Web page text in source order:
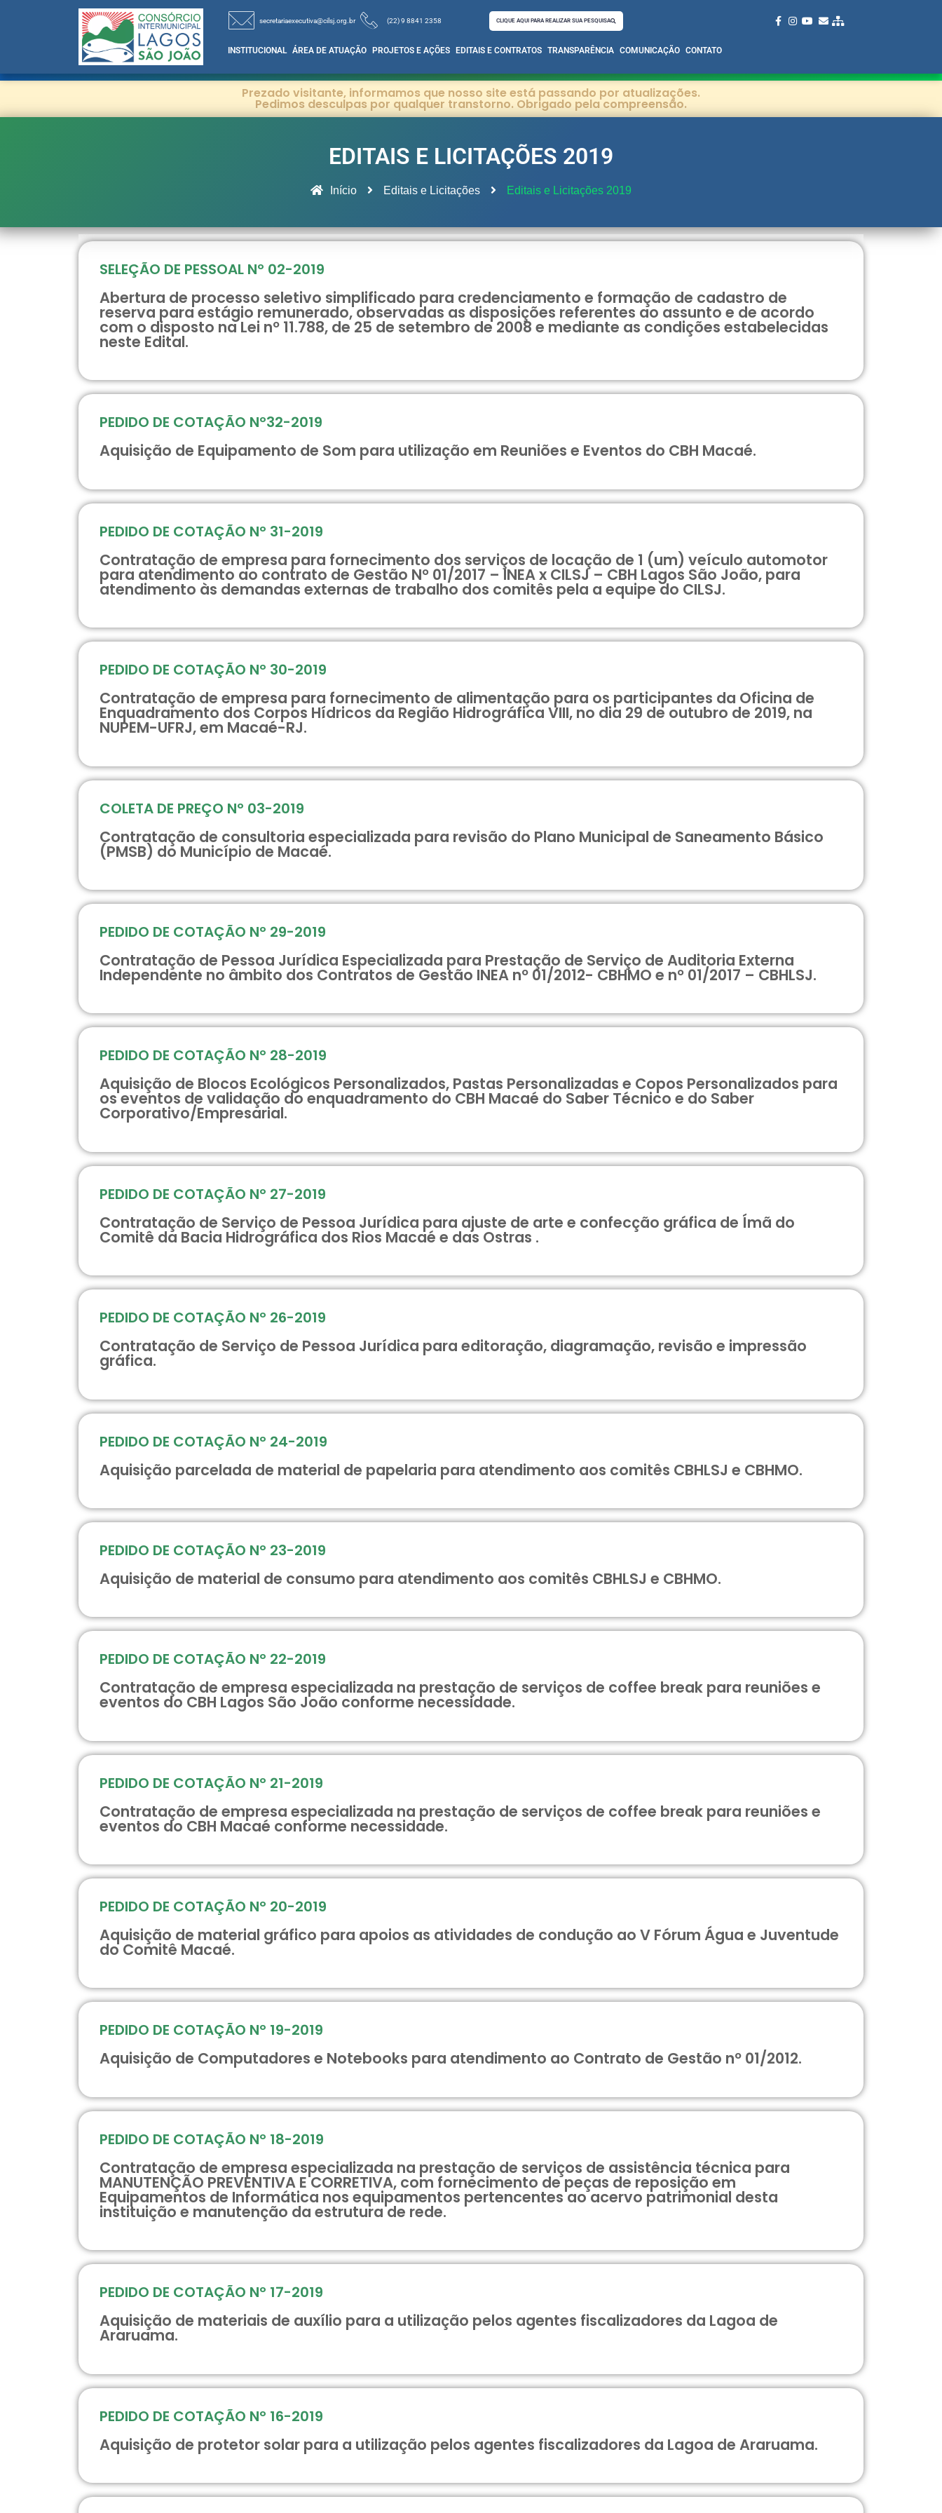
secretariaexecutiva@cilsj.org.br (22) 9 8841 2358 CLIQUE AQUI PARA REALIZAR SUA PESQUISA
INSTITUCIONAL ÁREA DE ATUAÇÃO PROJETOS E AÇÕES EDITAIS E CONTRATOS TRANSPARÊNCIA COMUNICAÇÃO CONTATO
Prezado visitante, informamos que nosso site está passando por atualizações.
Pedimos desculpas por qualquer transtorno. Obrigado pela compreensão.
EDITAIS E LICITAÇÕES 2019
Início Editais e Licitações Editais e Licitações 2019
SELEÇÃO DE PESSOAL Nº 02-2019
Abertura de processo seletivo simplificado para credenciamento e formação de cadastro de
reserva para estágio remunerado, observadas as disposições referentes ao assunto e de acordo
com o disposto na Lei nº 11.788, de 25 de setembro de 2008 e mediante as condições estabelecidas
neste Edital.
PEDIDO DE COTAÇÃO Nº32-2019
Aquisição de Equipamento de Som para utilização em Reuniões e Eventos do CBH Macaé.
PEDIDO DE COTAÇÃO Nº 31-2019
Contratação de empresa para fornecimento dos serviços de locação de 1 (um) veículo automotor
para atendimento ao contrato de Gestão N° 01/2017 – INEA x CILSJ – CBH Lagos São João, para
atendimento às demandas externas de trabalho dos comitês pela a equipe do CILSJ.
PEDIDO DE COTAÇÃO Nº 30-2019
Contratação de empresa para fornecimento de alimentação para os participantes da Oficina de
Enquadramento dos Corpos Hídricos da Região Hidrográfica VIII, no dia 29 de outubro de 2019, na
NUPEM-UFRJ, em Macaé-RJ.
COLETA DE PREÇO Nº 03-2019
Contratação de consultoria especializada para revisão do Plano Municipal de Saneamento Básico
(PMSB) do Município de Macaé.
PEDIDO DE COTAÇÃO Nº 29-2019
Contratação de Pessoa Jurídica Especializada para Prestação de Serviço de Auditoria Externa
Independente no âmbito dos Contratos de Gestão INEA nº 01/2012- CBHMO e n° 01/2017 – CBHLSJ.
PEDIDO DE COTAÇÃO Nº 28-2019
Aquisição de Blocos Ecológicos Personalizados, Pastas Personalizadas e Copos Personalizados para
os eventos de validação do enquadramento do CBH Macaé do Saber Técnico e do Saber
Corporativo/Empresarial.
PEDIDO DE COTAÇÃO Nº 27-2019
Contratação de Serviço de Pessoa Jurídica para ajuste de arte e confecção gráfica de Ímã do
Comitê da Bacia Hidrográfica dos Rios Macaé e das Ostras .
PEDIDO DE COTAÇÃO Nº 26-2019
Contratação de Serviço de Pessoa Jurídica para editoração, diagramação, revisão e impressão
gráfica.
PEDIDO DE COTAÇÃO Nº 24-2019
Aquisição parcelada de material de papelaria para atendimento aos comitês CBHLSJ e CBHMO.
PEDIDO DE COTAÇÃO Nº 23-2019
Aquisição de material de consumo para atendimento aos comitês CBHLSJ e CBHMO.
PEDIDO DE COTAÇÃO Nº 22-2019
Contratação de empresa especializada na prestação de serviços de coffee break para reuniões e
eventos do CBH Lagos São João conforme necessidade.
PEDIDO DE COTAÇÃO Nº 21-2019
Contratação de empresa especializada na prestação de serviços de coffee break para reuniões e
eventos do CBH Macaé conforme necessidade.
PEDIDO DE COTAÇÃO Nº 20-2019
Aquisição de material gráfico para apoios as atividades de condução ao V Fórum Água e Juventude
do Comitê Macaé.
PEDIDO DE COTAÇÃO Nº 19-2019
Aquisição de Computadores e Notebooks para atendimento ao Contrato de Gestão nº 01/2012.
PEDIDO DE COTAÇÃO Nº 18-2019
Contratação de empresa especializada na prestação de serviços de assistência técnica para
MANUTENÇÃO PREVENTIVA E CORRETIVA, com fornecimento de peças de reposição em
Equipamentos de Informática nos equipamentos pertencentes ao acervo patrimonial desta
instituição e manutenção da estrutura de rede.
PEDIDO DE COTAÇÃO Nº 17-2019
Aquisição de materiais de auxílio para a utilização pelos agentes fiscalizadores da Lagoa de
Araruama.
PEDIDO DE COTAÇÃO Nº 16-2019
Aquisição de protetor solar para a utilização pelos agentes fiscalizadores da Lagoa de Araruama.